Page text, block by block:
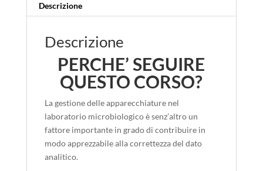
laboratorio
quantità
Descrizione
Descrizione
PERCHE’ SEGUIRE
QUESTO CORSO?
La gestione delle apparecchiature nel
laboratorio microbiologico è senz’altro un
fattore importante in grado di contribuire in
modo apprezzabile alla correttezza del dato
analitico.